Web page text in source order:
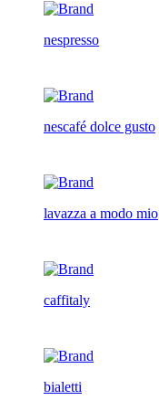
nespresso
nescafé dolce gusto
lavazza a modo mio
caffitaly
bialetti